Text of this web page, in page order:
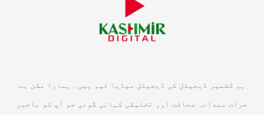
ہم کشمیر ڈیجیٹل کی ڈیجیٹل میڈیا ٹیم ہیں۔ ہمارا مشن ہے
جرات مندانہ صحافت اور تخلیقی کہانی گوئی جو آپ کو باخبر